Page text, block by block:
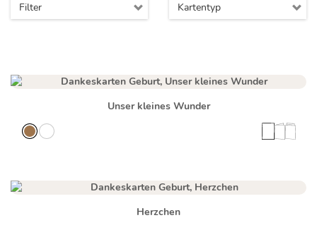
Filter Kartentyp
Unser kleines Wunder
Herzchen